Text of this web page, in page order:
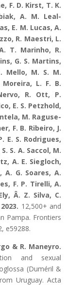
F. D. Kirst, T. K.
A. M. Leal-
E. M. Lucas, A.
R. Maestri, L.
T. Marinho, R.
G. S. Martins,
Mello, M. S. M.
L. F. B.
R. Ott, P.
E. S. Petzhold,
M. Raguse-
F. B. Ribeiro, J.
E. S. Rodrigues,
S. A. Saccol, M.
A. E. Siegloch,
A. G. Soares, A.
F. P. Tirelli, A.
Â. Z. Silva, C.
12,500+ and
Pampa. Frontiers
e59288.
& R. Maneyro.
and sexual
(Duméril &
Uruguay. Acta